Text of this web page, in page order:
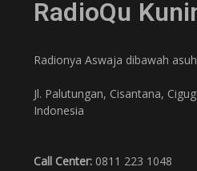
RadioQu
Radionya Aswaja dibawah
Jl. Palutungan, Cisantana,
Indonesia
Call Center: 0811 223 1048